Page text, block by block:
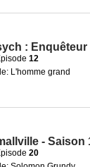
:
12
L'homme grand
- Saison
20